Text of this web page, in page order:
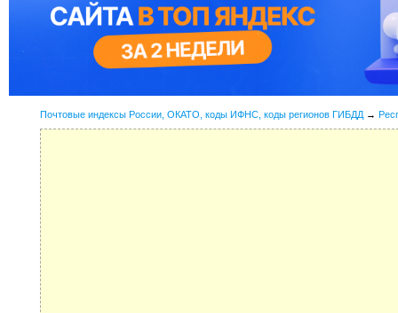
Почтовые индексы России, ОКАТО, коды ИФНС, коды регионов ГИБДД →